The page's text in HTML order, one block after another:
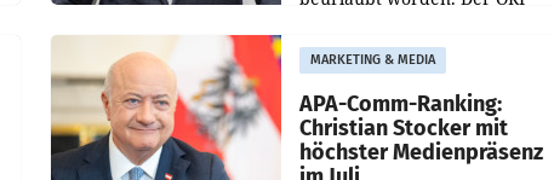
entsprechende
Medienberichte.
MARKETING & MEDIA
APA-Comm-Ranking:
Christian Stocker mit
höchster Medienpräsenz